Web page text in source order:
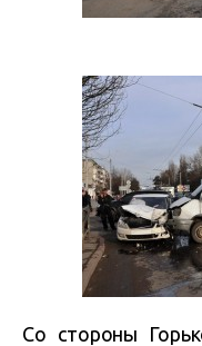
Со стороны